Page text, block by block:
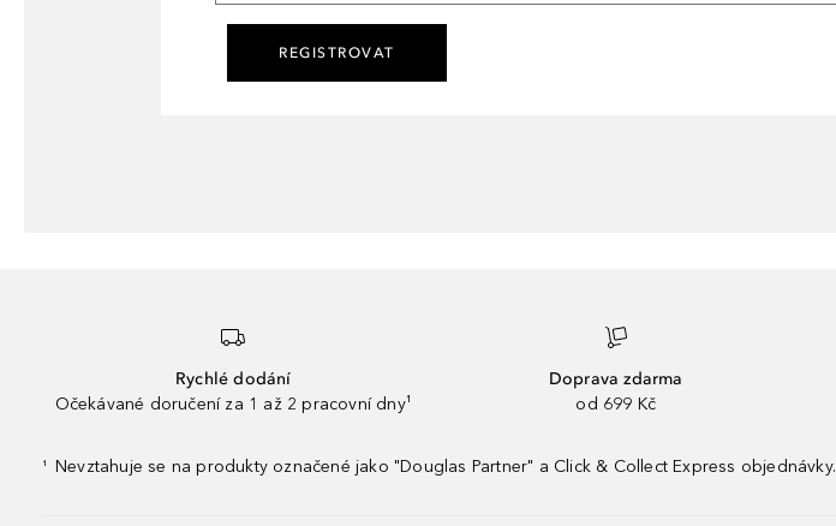
REGISTROVAT
Rychlé dodání
Očekávané doručení za 1 až 2 pracovní dny¹
Doprava zdarma
od 699 Kč
¹ Nevztahuje se na produkty označené jako "Douglas Partner" a Click & Collect Express objednávky.